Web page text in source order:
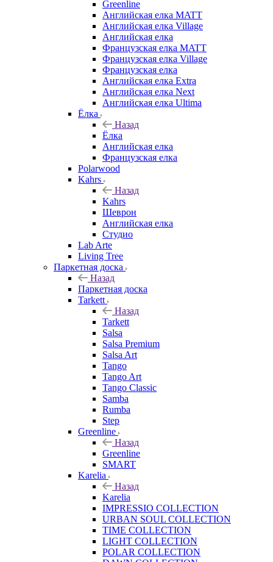
Greenline
Английская елка MATT
Английская елка Village
Английская елка
Французская елка MATT
Французская елка Village
Французская елка
Английская елка Extra
Английская елка Next
Английская елка Ultima
Ёлка
Назад
Ёлка
Английская елка
Французская елка
Polarwood
Kahrs
Назад
Kahrs
Шеврон
Английская елка
Студио
Lab Arte
Living Tree
Паркетная доска
Назад
Паркетная доска
Tarkett
Назад
Tarkett
Salsa
Salsa Premium
Salsa Art
Tango
Tango Art
Tango Classic
Samba
Rumba
Step
Greenline
Назад
Greenline
SMART
Karelia
Назад
Karelia
IMPRESSIO COLLECTION
URBAN SOUL COLLECTION
TIME COLLECTION
LIGHT COLLECTION
POLAR COLLECTION